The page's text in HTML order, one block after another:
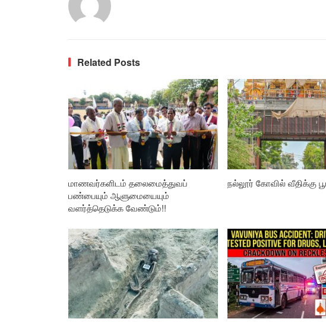
Related Posts
மாணவர்களிடம் தலைமைத்துவப்
பண்பையும் ஆளுமையையும்
வளர்த்தெடுக்க வேண்டும்!!
நல்லூர் கோவில் வீதிக்கு